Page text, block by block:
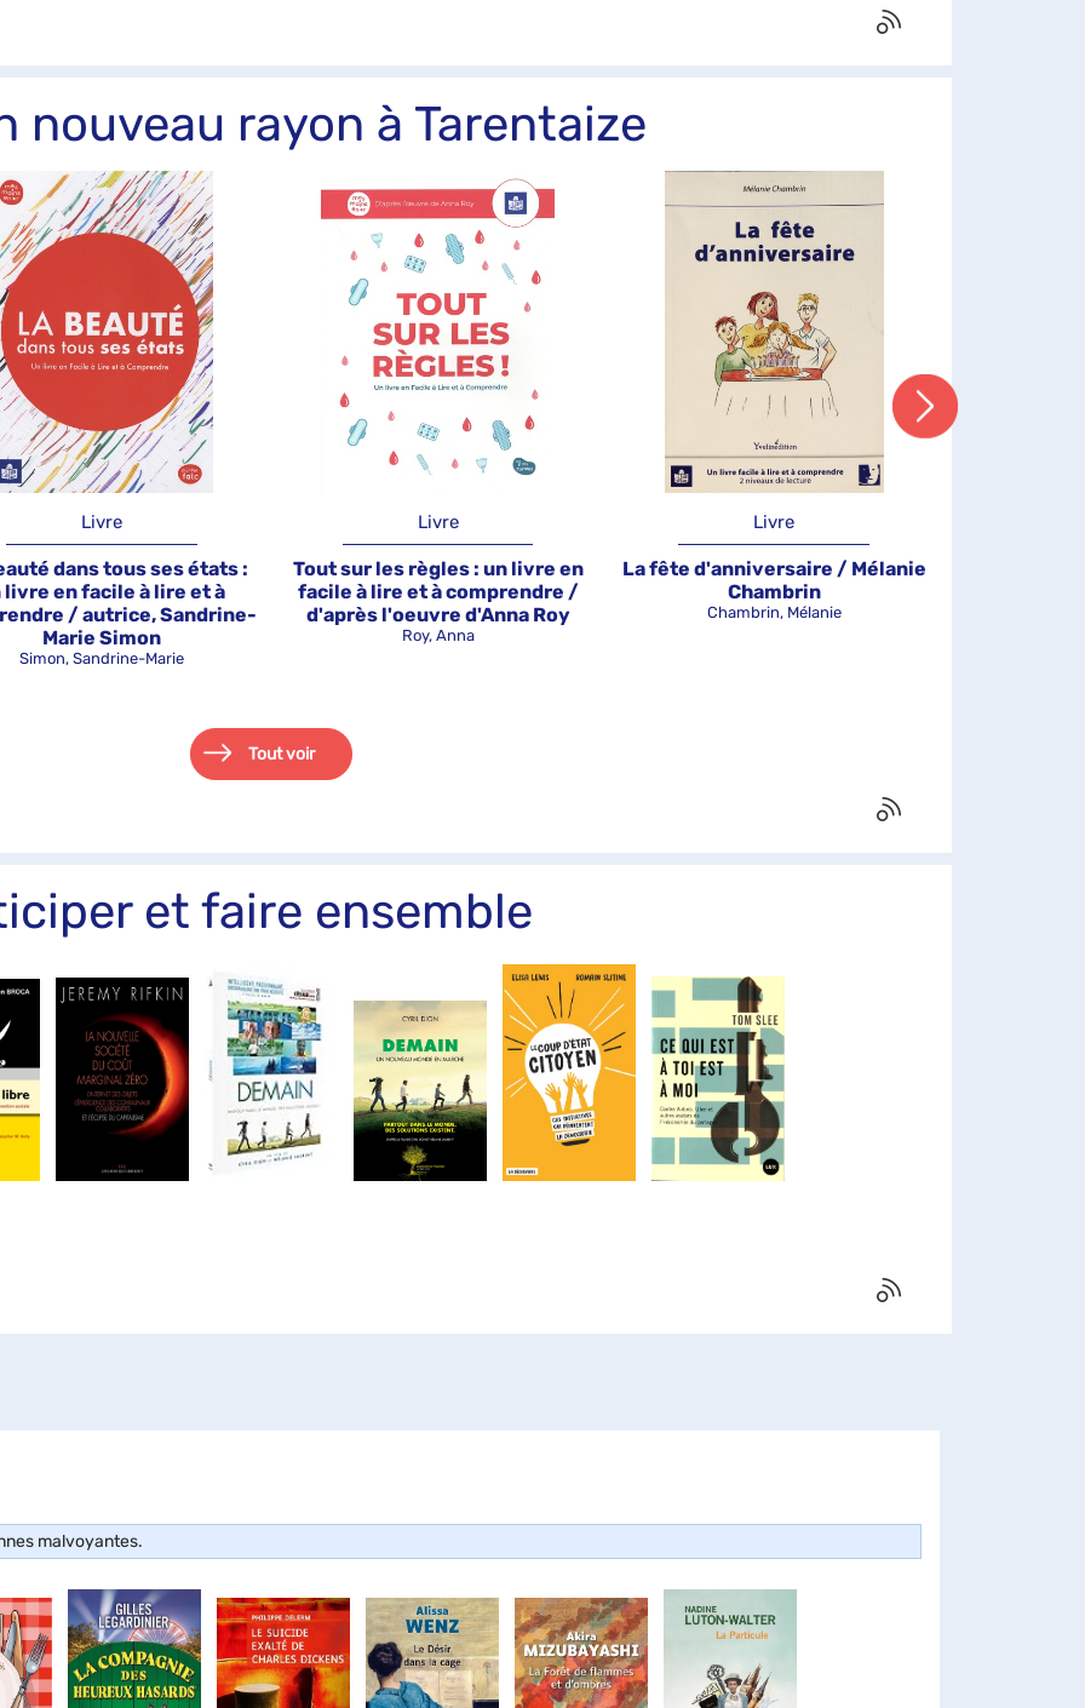
nouveau rayon à Tarentaize
Livre
dans tous ses états :
livre en facile à lire et à
/ autrice, Sandrine-
Marie Simon
Simon, Sandrine-Marie
Livre
Tout sur les règles : un livre en
facile à lire et à comprendre /
d'après l'oeuvre d'Anna Roy
Roy, Anna
Livre
La fête d'anniversaire / Mélanie
Chambrin
Chambrin, Mélanie
Tout voir
et faire ensemble
malvoyantes.